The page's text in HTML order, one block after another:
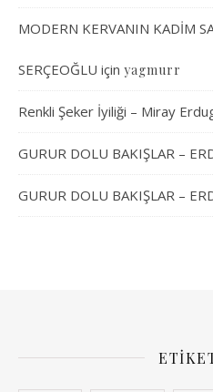
MODERN KERVANIN KADİM
SERÇEOĞLU için yagmurr
Renkli Şeker İyiliği – Miray
GURUR DOLU BAKIŞLAR –
GURUR DOLU BAKIŞLAR –